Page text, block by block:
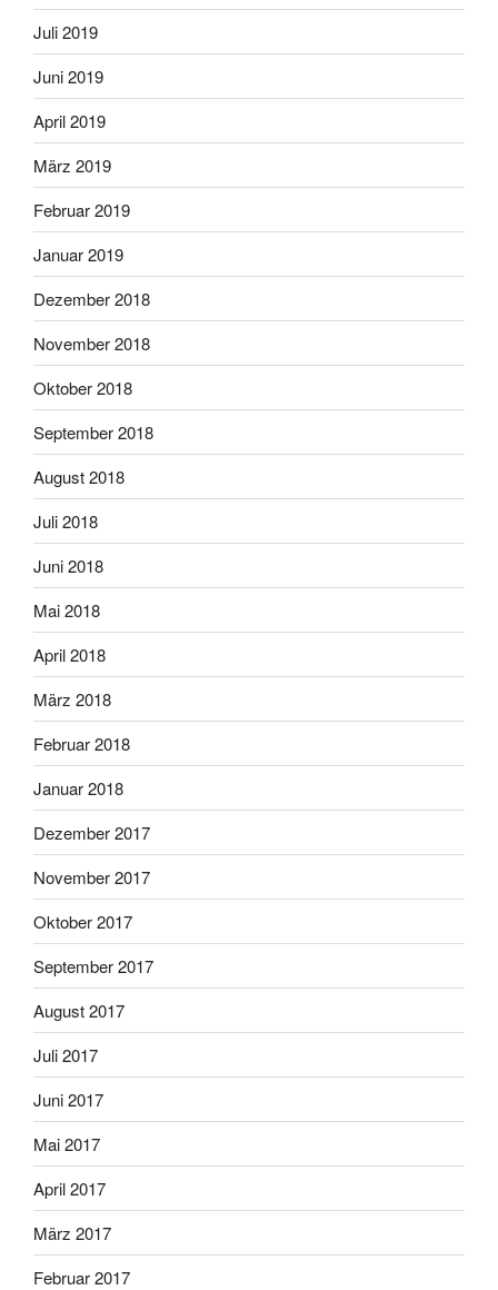
Juli 2019
Juni 2019
April 2019
März 2019
Februar 2019
Januar 2019
Dezember 2018
November 2018
Oktober 2018
September 2018
August 2018
Juli 2018
Juni 2018
Mai 2018
April 2018
März 2018
Februar 2018
Januar 2018
Dezember 2017
November 2017
Oktober 2017
September 2017
August 2017
Juli 2017
Juni 2017
Mai 2017
April 2017
März 2017
Februar 2017